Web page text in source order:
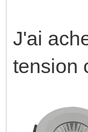
J'ai
tension